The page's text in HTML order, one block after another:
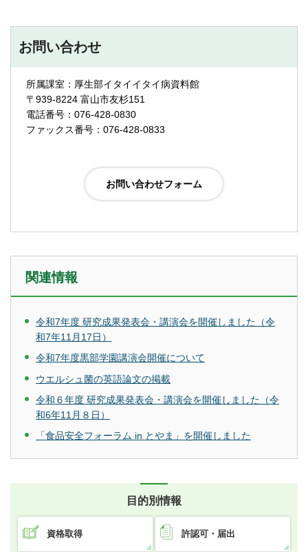
お問い合わせ
所属課室：厚生部イタイイタイ病資料館
〒939-8224 富山市友杉151
電話番号：076-428-0830
ファックス番号：076-428-0833
関連情報
令和7年度 研究成果発表会・講演会を開催しました（令
和7年11月17日）
令和7年度黒部学園講演会開催について
ウエルシュ菌の英語論文の掲載
令和６年度 研究成果発表会・講演会を開催しました（令
和6年11月８日）
「食品安全フォーラム in とやま」を開催しました
目的別情報
資格取得 許認可・届出